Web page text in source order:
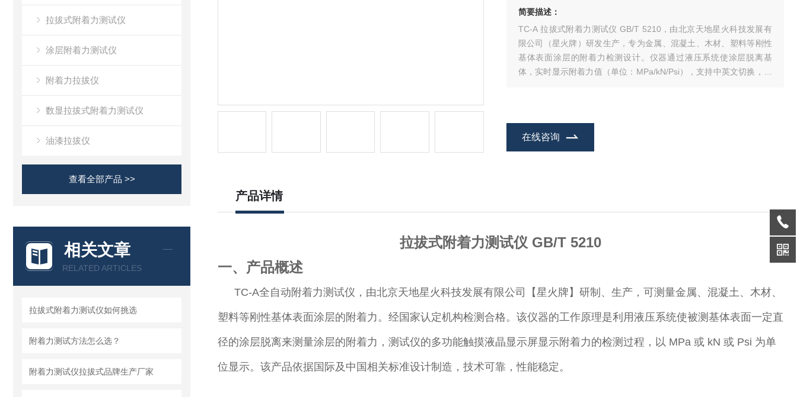
拉拔式附着力测试仪
涂层附着力测试仪
附着力拉拔仪
数显拉拔式附着力测试仪
油漆拉拔仪
查看全部产品 >>
相关文章
RELATED ARTICLES
拉拔式附着力测试仪如何挑选
附着力测试方法怎么选？
附着力测试仪拉拔式品牌生产厂家
简要描述：
TC-A 拉拔式附着力测试仪 GB/T 5210，由北京天地星火科技发展有
限公司（星火牌）研发生产，专为金属、混凝土、木材、塑料等刚性
基体表面涂层的附着力检测设计。仪器通过液压系统使涂层脱离基
体，实时显示附着力值（单位：MPa/kN/Psi），支持中英文切换，符
在线咨询
产品详情
拉拔式附着力测试仪 GB/T 5210
一、产品概述
TC-A全自动附着力测试仪，由北京天地星火科技发展有限公司【星火牌】研制、生产，可测量金属、混凝土、木材、
塑料等刚性基体表面涂层的附着力。经国家认定机构检测合格。该仪器的工作原理是利用液压系统使被测基体表面一定直
径的涂层脱离来测量涂层的附着力，测试仪的多功能触摸液晶显示屏显示附着力的检测过程，以 MPa 或 kN 或 Psi 为单
位显示。该产品依据国际及中国相关标准设计制造，技术可靠，性能稳定。